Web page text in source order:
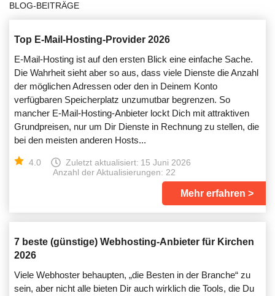
BLOG-BEITRÄGE
Top E-Mail-Hosting-Provider 2026
E-Mail-Hosting ist auf den ersten Blick eine einfache Sache.
Die Wahrheit sieht aber so aus, dass viele Dienste die Anzahl
der möglichen Adressen oder den in Deinem Konto
verfügbaren Speicherplatz unzumutbar begrenzen. So
mancher E-Mail-Hosting-Anbieter lockt Dich mit attraktiven
Grundpreisen, nur um Dir Dienste in Rechnung zu stellen, die
bei den meisten anderen Hosts...
4.0 Zuletzt aktualisiert: 15 Juni 2026
Anzahl der Aktualisierungen: 22
Mehr erfahren
7 beste (günstige) Webhosting-Anbieter für Kirchen
2026
Viele Webhoster behaupten, „die Besten in der Branche“ zu
sein, aber nicht alle bieten Dir auch wirklich die Tools, die Du